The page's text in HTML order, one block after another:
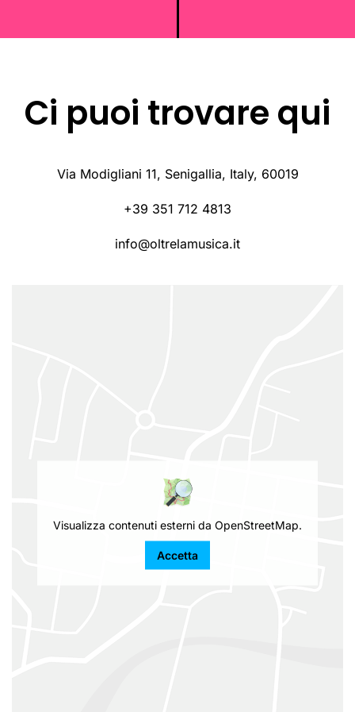
Ci puoi trovare qui
Via Modigliani 11, Senigallia, Italy, 60019
+39 351 712 4813
info@oltrelamusica.it
Visualizza contenuti esterni da OpenStreetMap.
Accetta